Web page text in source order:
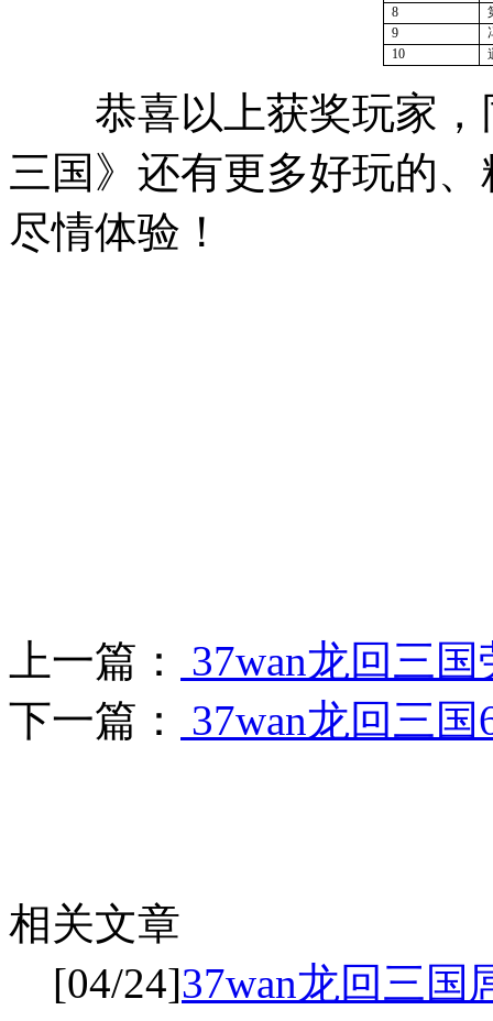
8
9
10
恭喜以上获奖玩家，
三国》还有更多好玩的
尽情体验！
上一篇：
37wan龙回三
下一篇：
37wan龙回三
相关文章
[04/24]37wan龙回三国